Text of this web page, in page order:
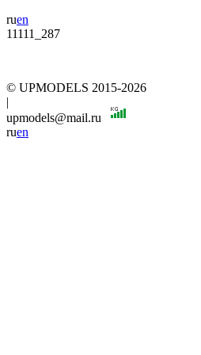
ruen
11111_287
© UPMODELS 2015-2026
|
upmodels@mail.ru
ruen